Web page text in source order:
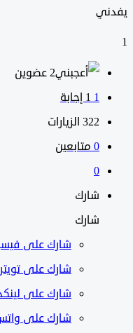
‫2 عضوين
322 الزيارات
متابعين
شارك
شارك على فيسبوك
شارك على تويتر
شارك على لينكد إن
شارك على واتس آب